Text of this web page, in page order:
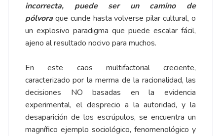
incorrecta, puede ser un camino de
pólvora que cunde hasta volverse pilar cultural, o
un explosivo paradigma que puede escalar fácil,
ajeno al resultado nocivo para muchos.
En este caos multifactorial creciente,
caracterizado por la merma de la racionalidad, las
decisiones NO basadas en la evidencia
experimental, el desprecio a la autoridad, y la
desaparición de los escrúpulos, se encuentra un
magnífico ejemplo sociológico, fenomenológico y